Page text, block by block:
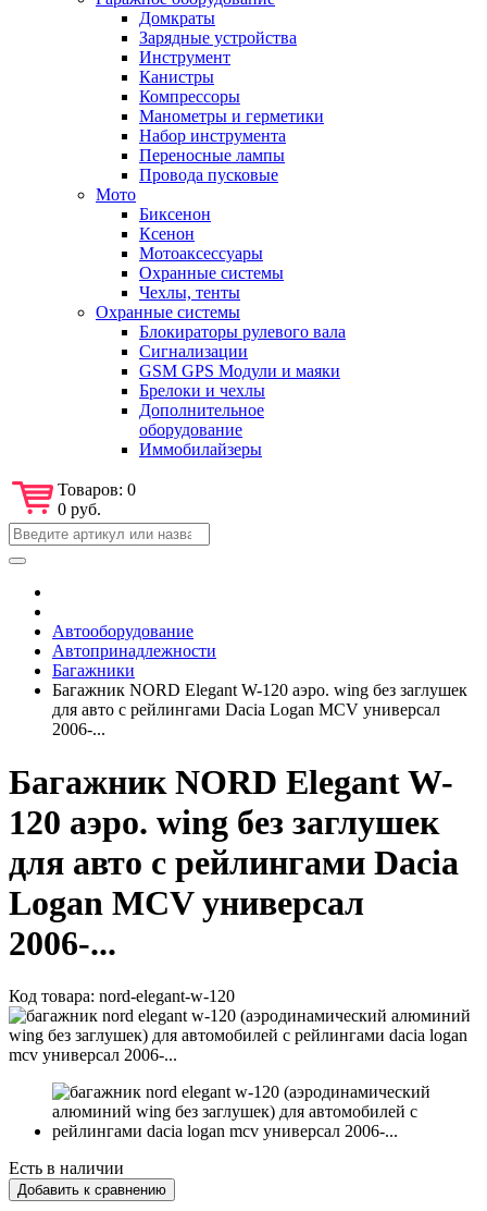
Домкраты
Зарядные устройства
Инструмент
Канистры
Компрессоры
Манометры и герметики
Набор инструмента
Переносные лампы
Провода пусковые
Мото
Биксенон
Ксенон
Мотоаксессуары
Охранные системы
Чехлы, тенты
Охранные системы
Блокираторы рулевого вала
Сигнализации
GSM GPS Модули и маяки
Брелоки и чехлы
Дополнительное
оборудование
Иммобилайзеры
Товаров: 0
0 руб.
Автооборудование
Автопринадлежности
Багажники
Багажник NORD Elegant W-120 аэро. wing без заглушек
для авто с рейлингами Dacia Logan MCV универсал
2006-...
Багажник NORD Elegant W-
120 аэро. wing без заглушек
для авто с рейлингами Dacia
Logan MCV универсал
2006-...
Код товара: nord-elegant-w-120
Есть в наличии